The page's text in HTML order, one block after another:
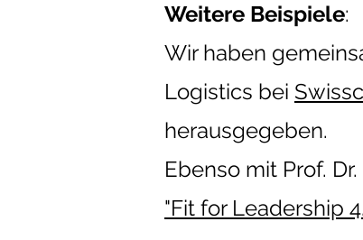
Weitere Beispiele:
Wir haben
Logistics bei
herausgegeben.
Ebenso mit Prof. Dr.
"Fit for Leadership